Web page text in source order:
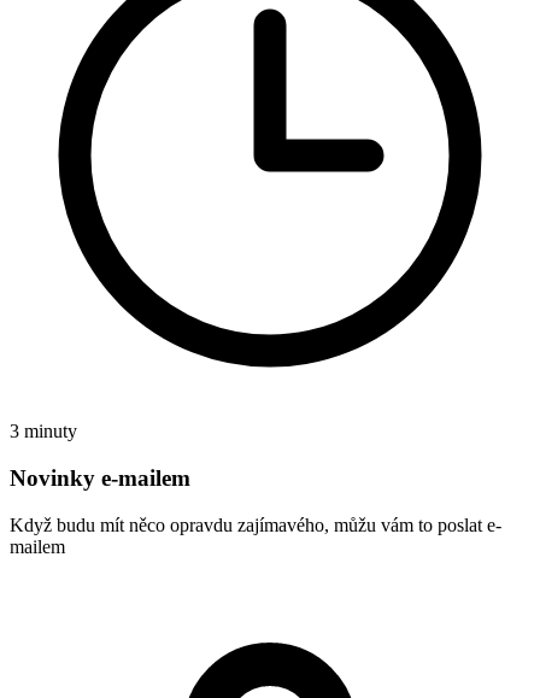
3 minuty
Novinky e-mailem
Když budu mít něco opravdu zajímavého, můžu vám to poslat e-
mailem